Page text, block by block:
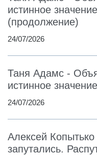
истинное
(продолжение)
24/07/2026
Таня Адамс -
истинное
24/07/2026
Алексей
запутались.